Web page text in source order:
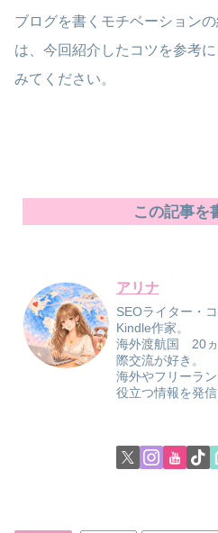
ブログを書くモチベーション
は、今回紹介したコツを参考
みてください。
この記事を
アリナ
SEOライター・
Kindle作家。
海外渡航国 20ヵ
際交流が好き。
海外やフリーラ
役立つ情報を発信